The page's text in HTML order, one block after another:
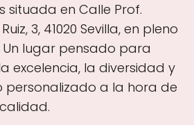
situada en Calle Prof.
3, 41020 Sevilla, en pleno
Un lugar pensado para
excelencia, la diversidad y
personalizado a la hora de